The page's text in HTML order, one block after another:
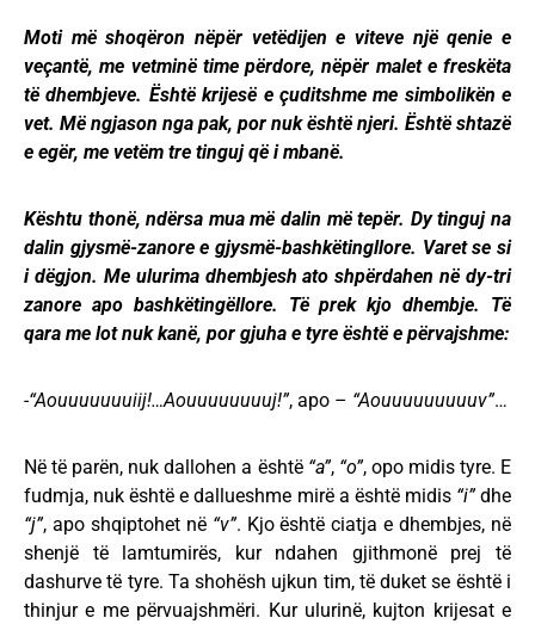
Moti më shoqëron nëpër vetëdijen e viteve një qenie e
veçantë, me vetminë time përdore, nëpër malet e freskëta
të dhembjeve. Është krijesë e çuditshme me simbolikën e
vet. Më ngjason nga pak, por nuk është njeri. Është shtazë
e egër, me vetëm tre tinguj që i mbanë.
Kështu thonë, ndërsa mua më dalin më tepër. Dy tinguj na
dalin gjysmë-zanore e gjysmë-bashkëtingllore. Varet se si
i dëgjon. Me ulurima dhembjesh ato shpërdahen në dy-tri
zanore apo bashkëtingëllore. Të prek kjo dhembje. Të
qara me lot nuk kanë, por gjuha e tyre është e përvajshme:
-“Aouuuuuuuiij!…Aouuuuuuuuj!”, apo – “Aouuuuuuuuuv”…
Në të parën, nuk dallohen a është “a”, “o”, opo midis tyre. E
fudmja, nuk është e dallueshme mirë a është midis “i”dhe
“j”, apo shqiptohet në “v”. Kjo është ciatja e dhembjes, në
shenjë të lamtumirës, kur ndahen gjithmonë prej të
dashurve të tyre. Ta shohësh ujkun tim, të duket se është i
thinjur e me përvuajshmëri. Kur ulurinë, kujton krijesat e